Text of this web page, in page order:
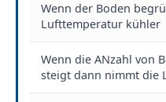
Wenn der Boden
Lufttemperatur kühler
Wenn die ANzahl von
steigt dann nimmt die